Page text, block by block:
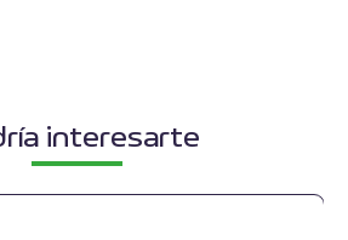
interesarte